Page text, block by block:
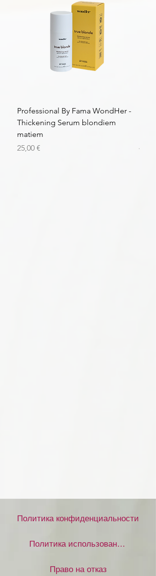
Professional By Fama WondHer -
Thickening Serum blondiem
matiem
Цена
25,00 €
Цена
43,56
Политика конфиденциальности
Политика использования файлов cookie
Право на отказ